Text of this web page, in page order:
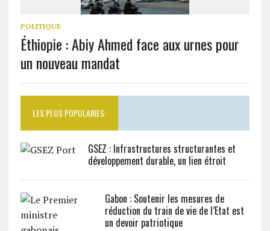
POLITIQUE
Éthiopie : Abiy Ahmed face aux urnes pour
un nouveau mandat
LES PLUS POPULAIRES:
GSEZ : Infrastructures structurantes et
développement durable, un lien étroit
Gabon : Soutenir les mesures de
réduction du train de vie de l’Etat est
un devoir patriotique